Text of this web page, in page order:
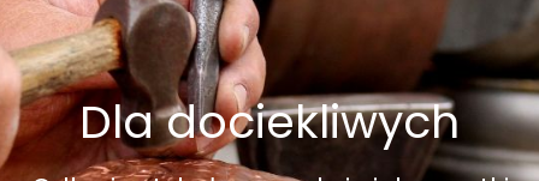
Dla dociekliwych